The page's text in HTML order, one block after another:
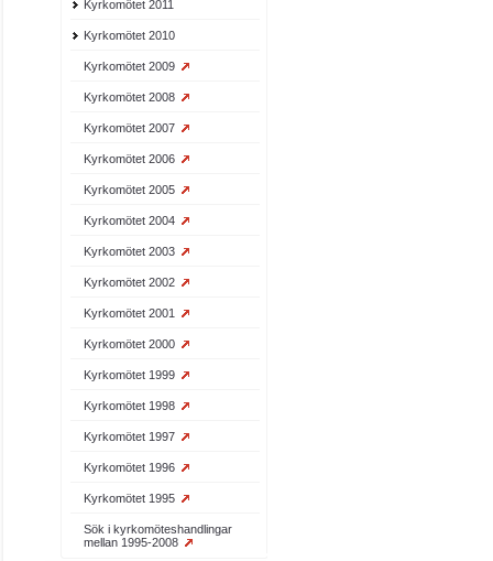
Kyrkomötet 2011
Kyrkomötet 2010
Kyrkomötet 2009
Kyrkomötet 2008
Kyrkomötet 2007
Kyrkomötet 2006
Kyrkomötet 2005
Kyrkomötet 2004
Kyrkomötet 2003
Kyrkomötet 2002
Kyrkomötet 2001
Kyrkomötet 2000
Kyrkomötet 1999
Kyrkomötet 1998
Kyrkomötet 1997
Kyrkomötet 1996
Kyrkomötet 1995
Sök i kyrkomöteshandlingar
mellan 1995-2008